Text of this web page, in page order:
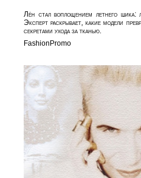
Лён стал воплощением летнего шика:
Эксперт раскрывает, какие модели
секретами ухода за тканью.
FashionPromo